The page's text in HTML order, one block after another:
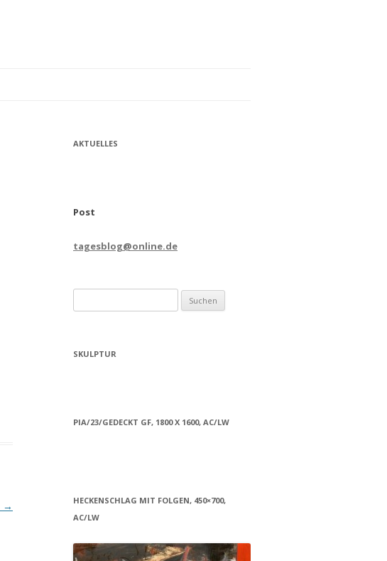
→
AKTUELLES
Post
tagesblog@online.de
nach:
SKULPTUR
PIA/23/GEDECKT GF, 1800 X 1600, AC/LW
HECKENSCHLAG MIT FOLGEN, 450×700,
AC/LW